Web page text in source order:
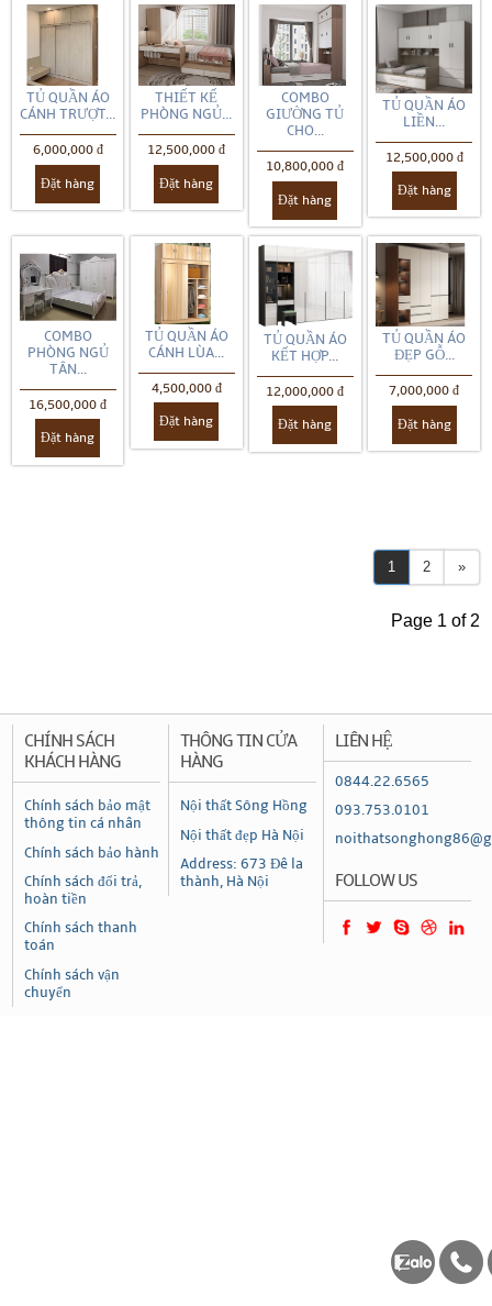
TỦ QUẦN ÁO
CÁNH TRƯỢT...
6,000,000 đ
Đặt hàng
THIẾT KẾ
PHÒNG NGỦ...
12,500,000 đ
Đặt hàng
COMBO
GIƯỜNG TỦ
CHO...
10,800,000 đ
Đặt hàng
TỦ QUẦN ÁO
LIỀN...
12,500,000 đ
Đặt hàng
COMBO
PHÒNG NGỦ
TÂN...
16,500,000 đ
Đặt hàng
TỦ QUẦN ÁO
CÁNH LÙA...
4,500,000 đ
Đặt hàng
TỦ QUẦN ÁO
KẾT HỢP...
12,000,000 đ
Đặt hàng
TỦ QUẦN ÁO
ĐẸP GỖ...
7,000,000 đ
Đặt hàng
1 2 »
Page 1 of 2
CHÍNH SÁCH
KHÁCH HÀNG
Chính sách bảo mật
thông tin cá nhân
Chính sách bảo hành
Chính sách đổi trả,
hoàn tiền
Chính sách thanh
toán
Chính sách vận
chuyển
THÔNG TIN CỬA
HÀNG
Nội thất Sông Hồng
Nội thất đẹp Hà Nội
Address: 673 Đê la
thành, Hà Nội
LIÊN HỆ
0844.22.6565
093.753.0101
FOLLOW US